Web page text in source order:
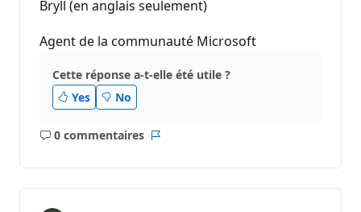
Bryll (en anglais seulement)
Agent de la communauté Microsoft
Cette réponse a-t-elle été utile ?
Yes
No
0 commentaires
Aucun